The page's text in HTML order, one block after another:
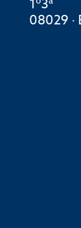
1º3ª
08029 ·